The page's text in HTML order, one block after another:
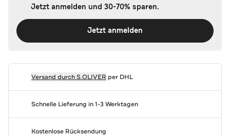
Jetzt anmelden und 30-70% sparen.
Jetzt anmelden
Versand durchS.OLIVER per DHL
Schnelle Lieferung in 1-3 Werktagen
Kostenlose Rücksendung